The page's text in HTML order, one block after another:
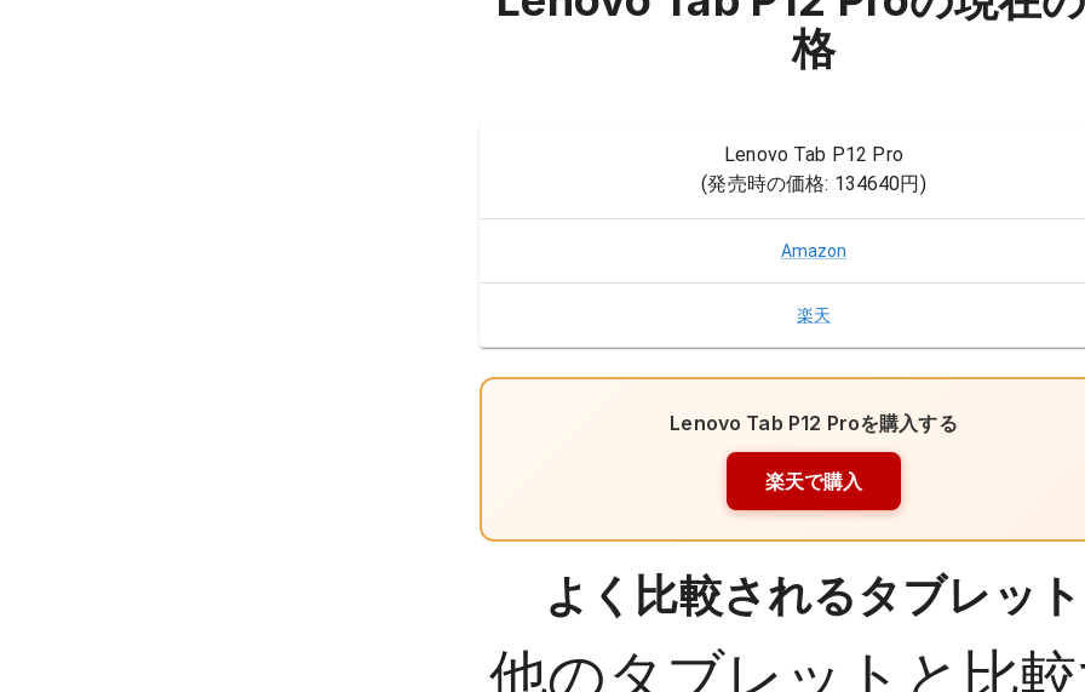
格
Lenovo Tab P12 Pro
(発売時の価格: 134640円)
Amazon
楽天
Lenovo Tab P12 Proを購入する
楽天で購入
よく比較されるタブレット
他のタブレット と比